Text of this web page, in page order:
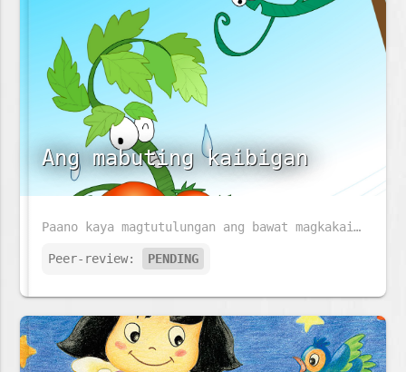
Ang mabuting kaibigan
Paano kaya magtutulungan ang bawat magkakaibigan kahit sila ay may iba't ibang pangangailangan?
Peer-review: PENDING